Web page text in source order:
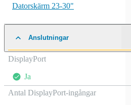
Datorskärm 23-30"
Anslutningar
DisplayPort
Ja
Antal DisplayPort-ingångar